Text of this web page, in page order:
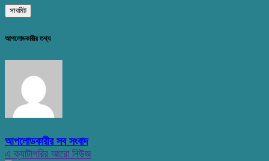
আপলোডকারীর তথ্য
আপলোডকারীর সব সংবাদ
এ ক্যাটাগরির আরো নিউজ